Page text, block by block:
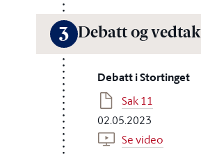
3 Debatt og vedtak
Debatt i Stortinget
Sak 11
02.05.2023
Se video